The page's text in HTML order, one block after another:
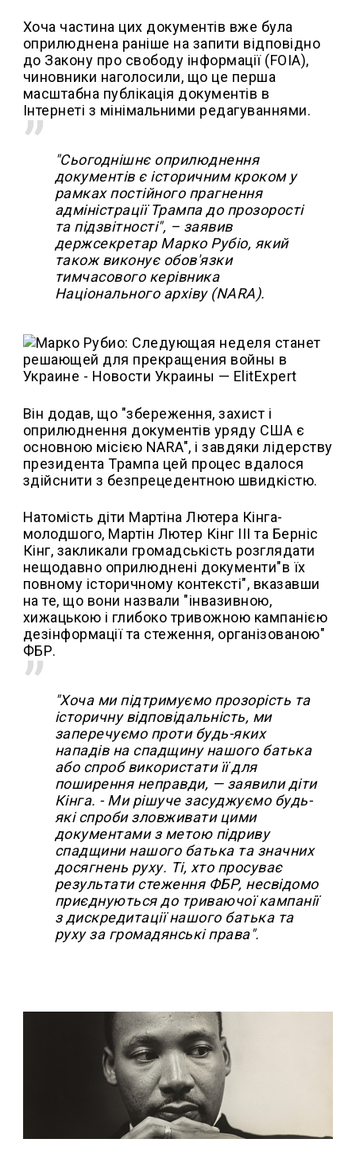
Хоча частина цих документів вже була
оприлюднена раніше на запити відповідно
до Закону про свободу інформації (FOIA),
чиновники наголосили, що це перша
масштабна публікація документів в
Інтернеті з мінімальними редагуваннями.
"Сьогоднішнє оприлюднення
документів є історичним кроком у
рамках постійного прагнення
адміністрації Трампа до прозорості
та підзвітності", – заявив
держсекретар Марко Рубіо, який
також виконує обов'язки
тимчасового керівника
Національного архіву (NARA).
Він додав, що "збереження, захист і
оприлюднення документів уряду США є
основною місією NARA", і завдяки лідерству
президента Трампа цей процес вдалося
здійснити з безпрецедентною швидкістю.
Натомість діти Мартіна Лютера Кінга-
молодшого, Мартін Лютер Кінг III та Берніс
Кінг, закликали громадськість розглядати
нещодавно оприлюднені документи"в їх
повному історичному контексті", вказавши
на те, що вони назвали "інвазивною,
хижацькою і глибоко тривожною кампанією
дезінформації та стеження, організованою"
ФБР.
"Хоча ми підтримуємо прозорість та
історичну відповідальність, ми
заперечуємо проти будь-яких
нападів на спадщину нашого батька
або спроб використати її для
поширення неправди, — заявили діти
Кінга. - Ми рішуче засуджуємо будь-
які спроби зловживати цими
документами з метою підриву
спадщини нашого батька та значних
досягнень руху. Ті, хто просуває
результати стеження ФБР, несвідомо
приєднуються до триваючої кампанії
з дискредитації нашого батька та
руху за громадянські права".